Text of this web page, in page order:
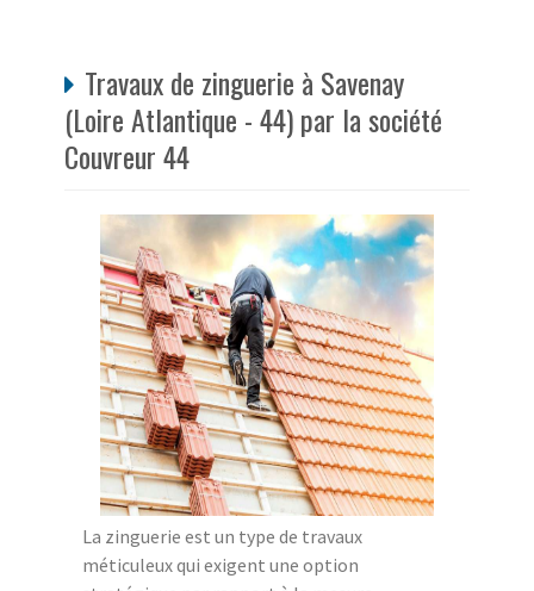
Travaux de zinguerie à Savenay
(Loire Atlantique - 44) par la société
Couvreur 44
La zinguerie est un type de travaux
méticuleux qui exigent une option